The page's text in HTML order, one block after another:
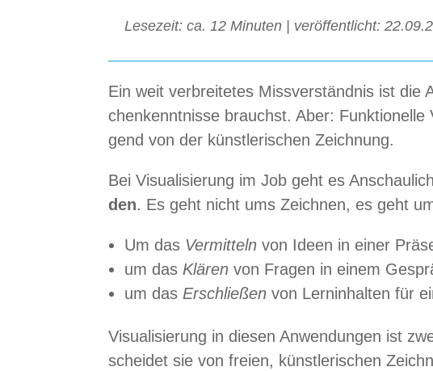
Lese­zeit: ca. 12 Minu­ten | ver­öf­fent­licht:
Ein weit ver­brei­te­tes Miss­ver­ständ­nis ist
chen­kennt­nisse brauchst. Aber:
gend von der künst­le­ri­schen Zeichnung.
Bei Visua­li­sie­rung im Job geht es
den. Es geht nicht ums Zeich­nen, es geht
Um das Ver­mit­teln von Ideen in einer
um das Klä­ren von Fra­gen in einem
um das Erschlie­ßen von Lern­in­hal­ten für
Visua­li­sie­rung in die­sen Anwen­dun­gen ist
schei­det sie von freien, künst­le­ri­schen